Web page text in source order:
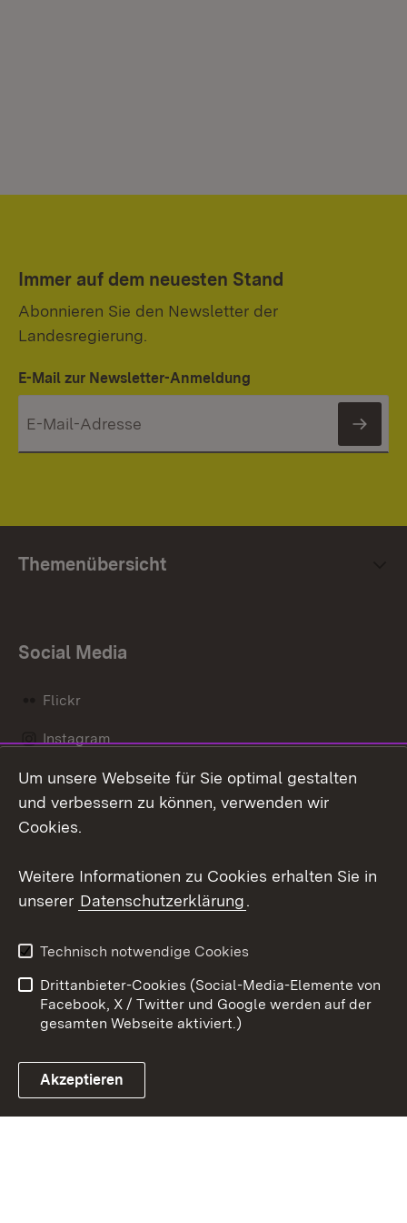
Immer auf dem neuesten Stand
Abonnieren Sie den Newsletter der
Landesregierung.
E-Mail zur Newsletter-Anmeldung
Themenübersicht
Social Media
Flickr
Instagram
Social Wall
Link zum Landesportal
Barrierefreiheit
Benutzungshinweise
Impressum
Cookies
Um unsere Webseite für Sie optimal gestalten
und verbessern zu können, verwenden wir
Cookies.
Weitere Informationen zu Cookies erhalten Sie in
unserer Datenschutzerklärung.
Technisch notwendige Cookies
Drittanbieter-Cookies (Social-Media-Elemente von
Facebook, X / Twitter und Google werden auf der
gesamten Webseite aktiviert.)
Akzeptieren